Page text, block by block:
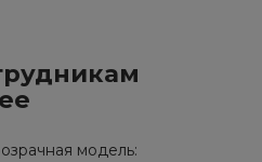
модель: